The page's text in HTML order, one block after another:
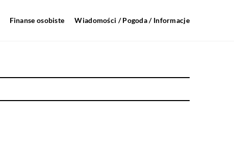
Finanse osobiste Wiadomości / Pogoda / Informacje